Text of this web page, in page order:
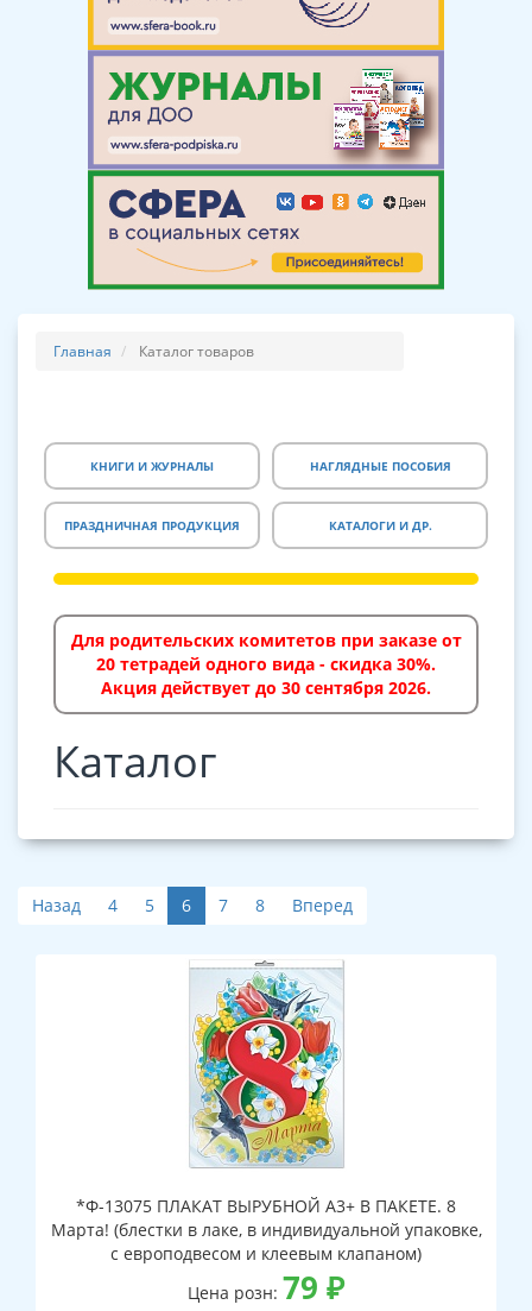
Главная Каталог товаров
КНИГИ И ЖУРНАЛЫ НАГЛЯДНЫЕ ПОСОБИЯ
ПРАЗДНИЧНАЯ ПРОДУКЦИЯ КАТАЛОГИ И ДР.
Для родительских комитетов при заказе от
20 тетрадей одного вида - скидка 30%.
Акция действует до 30 сентября 2026.
Каталог
Назад 4 5 6 7 8 Вперед
*Ф-13075 ПЛАКАТ ВЫРУБНОЙ А3+ В ПАКЕТЕ. 8
Марта! (блестки в лаке, в индивидуальной упаковке,
с европодвесом и клеевым клапаном)
Цена розн: 79 ₽